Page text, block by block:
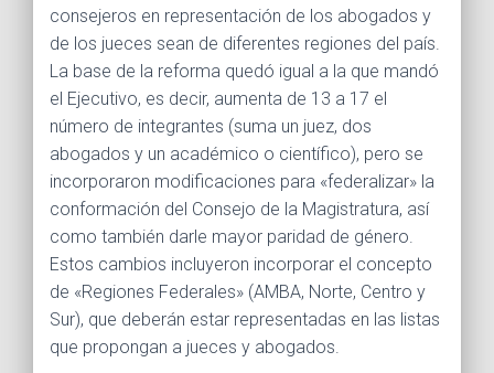
consejeros en representación de los abogados y
de los jueces sean de diferentes regiones del país.
La base de la reforma quedó igual a la que mandó
el Ejecutivo, es decir, aumenta de 13 a 17 el
número de integrantes (suma un juez, dos
abogados y un académico o científico), pero se
incorporaron modificaciones para «federalizar» la
conformación del Consejo de la Magistratura, así
como también darle mayor paridad de género.
Estos cambios incluyeron incorporar el concepto
de «Regiones Federales» (AMBA, Norte, Centro y
Sur), que deberán estar representadas en las listas
que propongan a jueces y abogados.